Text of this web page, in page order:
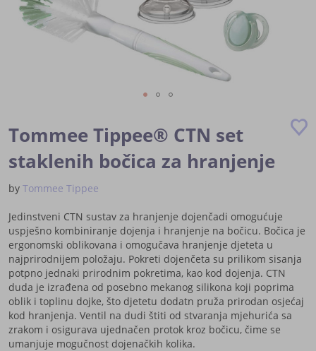
to
the
beginning
of
the
images
gallery
Tommee Tippee® CTN set
staklenih bočica za hranjenje
by Tommee Tippee
Jedinstveni CTN sustav za hranjenje dojenčadi omogućuje
uspješno kombiniranje dojenja i hranjenje na bočicu. Bočica je
ergonomski oblikovana i omogučava hranjenje djeteta u
najprirodnijem položaju. Pokreti dojenčeta su prilikom sisanja
potpno jednaki prirodnim pokretima, kao kod dojenja. CTN
duda je izrađena od posebno mekanog silikona koji poprima
oblik i toplinu dojke, što djetetu dodatn pruža prirodan osjećaj
kod hranjenja. Ventil na dudi štiti od stvaranja mjehurića sa
zrakom i osigurava ujednačen protok kroz bočicu, čime se
umanjuje mogučnost dojenačkih kolika.